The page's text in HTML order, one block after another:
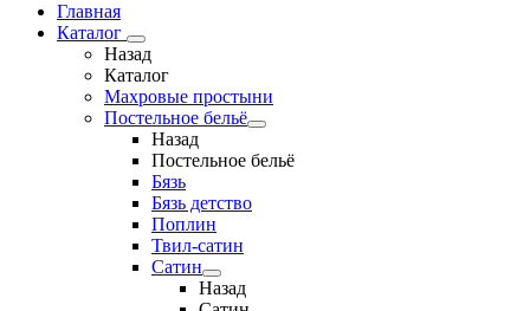
Главная
Каталог
Назад
Каталог
Махровые простыни
Постельное бельё
Назад
Постельное бельё
Бязь
Бязь детство
Поплин
Твил-сатин
Сатин
Назад